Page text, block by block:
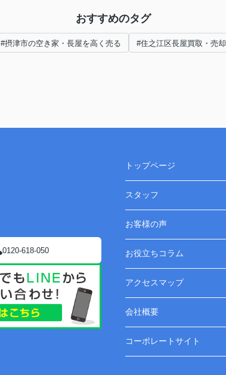
おすすめのタグ
#摂津市の空き家・長屋を高く売る #住之江区長屋買取・売却
0120-618-050
トップページ
スタッフ
お客様の声
お役立ちコラム
アクセスマップ
会社概要
コーポレートサイト